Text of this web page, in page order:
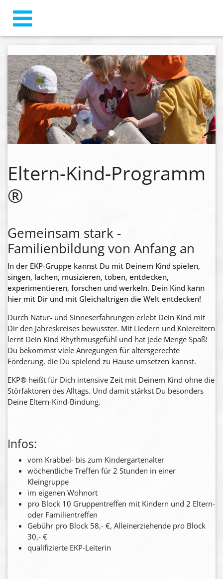
zurück weiter
Eltern-Kind-Programm
®
Gemeinsam stark -
Familienbildung von Anfang an
In der EKP-Gruppe kannst Du mit Deinem Kind spielen,
singen, lachen, musizieren, toben, entdecken,
experimentieren, forschen und werkeln. Dein Kind kann
hier mit Dir und mit Gleichaltrigen die Welt entdecken!
Durch Natur- und Sinneserfahrungen erlebt Dein Kind mit
Dir den Jahreskreises bewusster. Mit Liedern und Kniereitern
lernt Dein Kind Rhythmusgefühl und hat jede Menge Spaß!
Du bekommst viele Anregungen für altersgerechte
Förderung, die Du spielend zu Hause umsetzen kannst.
EKP® heißt für Dich intensive Zeit mit Deinem Kind ohne die
Störfaktoren des Alltags. Und damit stärkst Du besonders
Deine Eltern-Kind-Bindung.
Infos:
vom Krabbel- bis zum Kindergartenalter
wöchentliche Treffen für 2 Stunden in einer
Kleingruppe
im eigenen Wohnort
pro Block 10 Gruppentreffen mit Kindern und 2 Eltern-
oder Familientreffen
Gebühr pro Block 58,- €, Alleinerziehende pro Block
30,- €
qualifizierte EKP-Leiterin